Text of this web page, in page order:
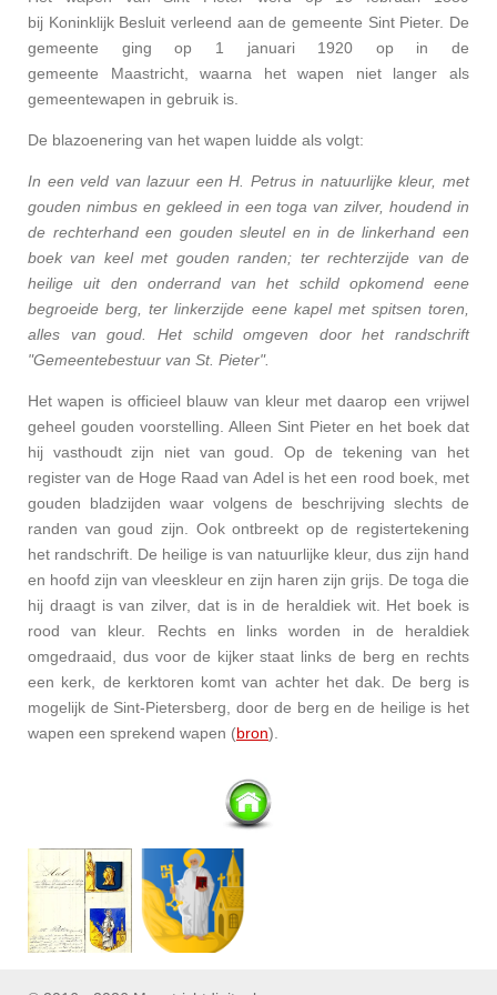
bij Koninklijk Besluit verleend aan de gemeente Sint Pieter. De
gemeente ging op 1 januari 1920 op in de
gemeente
Maastricht, waarna het wapen niet langer als
gemeentewapen in gebruik is.
De blazoenering van het wapen luidde als volgt:
In een veld van lazuur een H. Petrus in natuurlijke kleur, met
gouden nimbus en gekleed in een toga van zilver, houdend in
de rechterhand een gouden sleutel en in de linkerhand een
boek van keel met gouden randen; ter rechterzijde van de
heilige uit den onderrand van het schild opkomend eene
begroeide berg, ter linkerzijde eene kapel met spitsen toren,
alles van goud. Het schild omgeven door het randschrift
"Gemeentebestuur van St. Pieter".
Het wapen is officieel blauw van kleur met daarop een vrijwel
geheel gouden voorstelling. Alleen Sint Pieter en het boek dat
hij vasthoudt zijn niet van goud. Op de tekening van het
register van de Hoge Raad van Adel is het een rood boek, met
gouden bladzijden waar volgens de beschrijving slechts de
randen van goud zijn. Ook ontbreekt op de registertekening
het randschrift. De heilige is van natuurlijke kleur, dus zijn hand
en hoofd zijn van vleeskleur en zijn haren zijn grijs. De toga die
hij draagt is van zilver, dat is in de heraldiek wit. Het boek is
rood van kleur. Rechts en links worden in de heraldiek
omgedraaid, dus voor de kijker staat links de berg en rechts
een kerk, de kerktoren komt van achter het dak. De berg is
mogelijk de Sint-Pietersberg, door de berg en de heilige is het
wapen een sprekend wapen (bron).